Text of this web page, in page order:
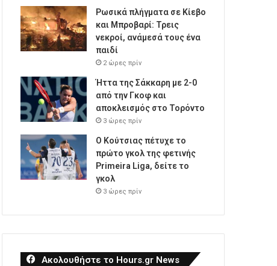
Ρωσικά πλήγματα σε Κίεβο
και Μπροβαρί: Τρεις
νεκροί, ανάμεσά τους ένα
παιδί
2 ώρες πρίν
Ήττα της Σάκκαρη με 2-0
από την Γκοφ και
αποκλεισμός στο Τορόντο
3 ώρες πρίν
Ο Κούτσιας πέτυχε το
πρώτο γκολ της φετινής
Primeira Liga, δείτε το
γκολ
3 ώρες πρίν
Ακολουθήστε το Hours.gr News